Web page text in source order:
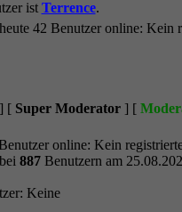
ist Terrence.
42 Benutzer online: Kein
[ Super Moderator] [
online: Kein
887Benutzern am
Keine